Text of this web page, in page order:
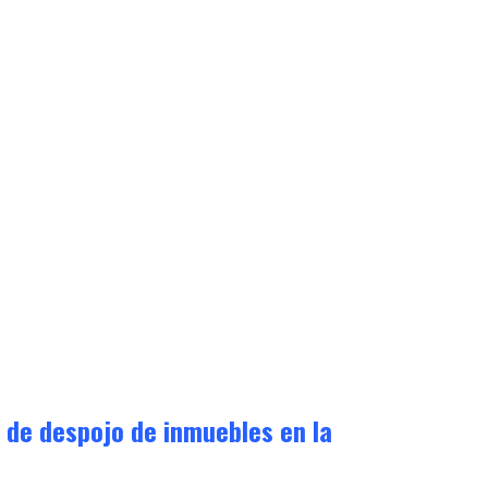
despojo de inmuebles en la